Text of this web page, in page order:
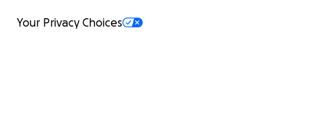
Your Privacy Choices